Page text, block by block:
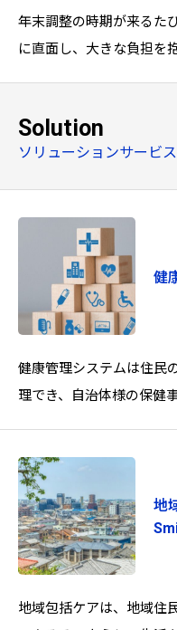
年末調整の時期が来るた
に直面し、大きな負担を
Solution
ソリューションサービス
健
健康管理システムは住民
理でき、自治体様の保健
地
地域包括ケアは、地域住